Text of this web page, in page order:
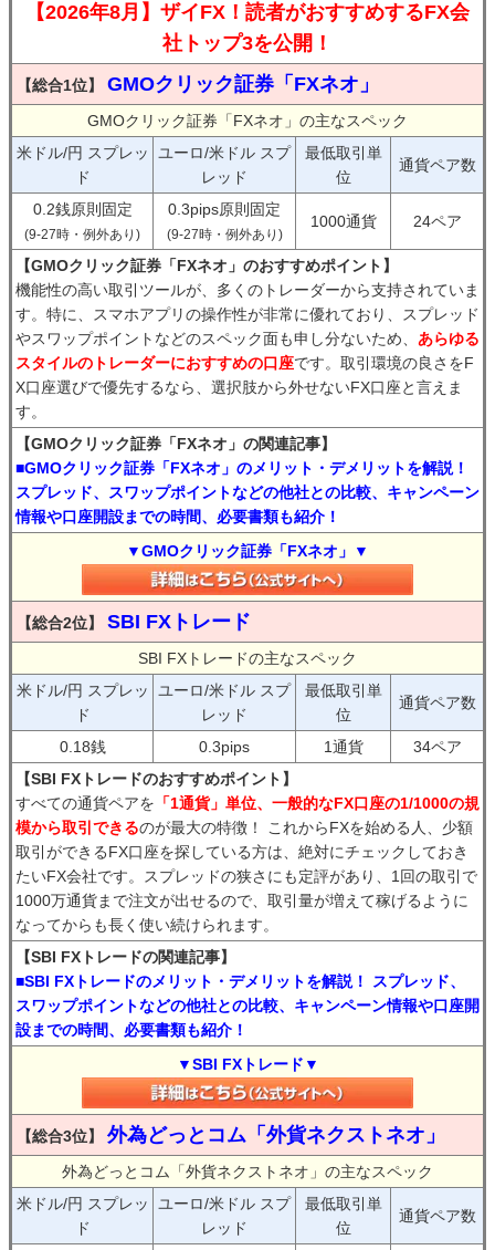
【2026年8月】ザイFX！読者がおすすめするFX会
社トップ3を公開！
【総合1位】 GMOクリック証券「FXネオ」
GMOクリック証券「FXネオ」の主なスペック
米ドル/円 スプレッ
ド
ユーロ/米ドル スプ
レッド
最低取引単
位
通貨ペア数
0.2銭原則固定
(9-27時・例外あり)
0.3pips原則固定
(9-27時・例外あり)
1000通貨 24ペア
【GMOクリック証券「FXネオ」のおすすめポイント】
機能性の高い取引ツールが、多くのトレーダーから支持されていま
す。特に、スマホアプリの操作性が非常に優れており、スプレッド
やスワップポイントなどのスペック面も申し分ないため、 あらゆる
スタイルのトレーダーにおすすめの口座です。取引環境の良さをF
X口座選びで優先するなら、選択肢から外せないFX口座と言えま
す。
【GMOクリック証券「FXネオ」の関連記事】
■GMOクリック証券「FXネオ」のメリット・デメリットを解説！
スプレッド、スワップポイントなどの他社との比較、キャンペーン
情報や口座開設までの時間、必要書類も紹介！
▼GMOクリック証券「FXネオ」▼
【総合2位】 SBI FXトレード
SBI FXトレードの主なスペック
米ドル/円 スプレッ
ド
ユーロ/米ドル スプ
レッド
最低取引単
位
通貨ペア数
0.18銭 0.3pips 1通貨
34ペア
【SBI FXトレードのおすすめポイント】
すべての通貨ペアを 「1通貨」単位、一般的なFX口座の1/1000の規
模から取引できるのが最大の特徴！ これからFXを始める人、少額
取引ができるFX口座を探している方は、絶対にチェックしておき
たいFX会社です。スプレッドの狭さにも定評があり、1回の取引で
1000万通貨まで注文が出せるので、取引量が増えて稼げるように
なってからも長く使い続けられます。
【SBI FXトレードの関連記事】
■SBI FXトレードのメリット・デメリットを解説！ スプレッド、
スワップポイントなどの他社との比較、キャンペーン情報や口座開
設までの時間、必要書類も紹介！
▼SBI FXトレード▼
【総合3位】 外為どっとコム「外貨ネクストネオ」
外為どっとコム「外貨ネクストネオ」の主なスペック
米ドル/円 スプレッ
ド
ユーロ/米ドル スプ
レッド
最低取引単
位
通貨ペア数